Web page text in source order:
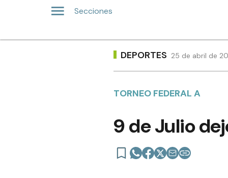
Secciones
DEPORTES 25 de abril de
TORNEO FEDERAL A
9 de Julio